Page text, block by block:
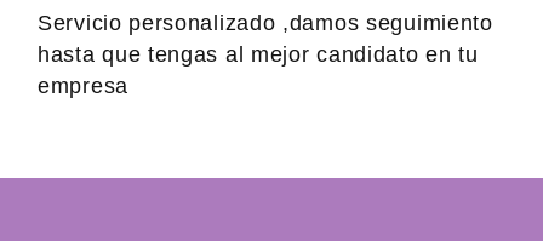
Servicio personalizado ,damos seguimiento
hasta que tengas al mejor candidato en tu
empresa